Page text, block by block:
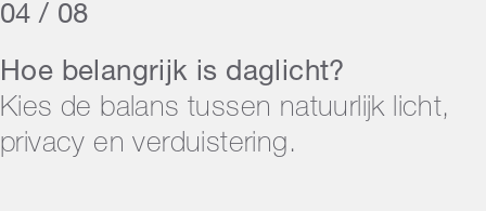
04 / 08
Hoe belangrijk is daglicht?
Kies de balans tussen natuurlijk licht,
privacy en verduistering.